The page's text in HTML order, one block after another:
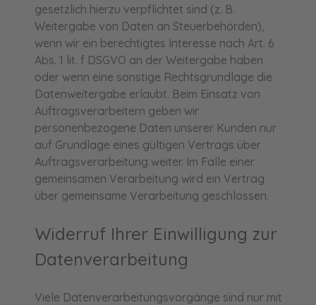
gesetzlich hierzu verpflichtet sind (z. B.
Weitergabe von Daten an Steuerbehörden),
wenn wir ein berechtigtes Interesse nach Art. 6
Abs. 1 lit. f DSGVO an der Weitergabe haben
oder wenn eine sonstige Rechtsgrundlage die
Datenweitergabe erlaubt. Beim Einsatz von
Auftragsverarbeitern geben wir
personenbezogene Daten unserer Kunden nur
auf Grundlage eines gültigen Vertrags über
Auftragsverarbeitung weiter. Im Falle einer
gemeinsamen Verarbeitung wird ein Vertrag
über gemeinsame Verarbeitung geschlossen.
Widerruf Ihrer Einwilligung zur
Datenverarbeitung
Viele Datenverarbeitungsvorgänge sind nur mit